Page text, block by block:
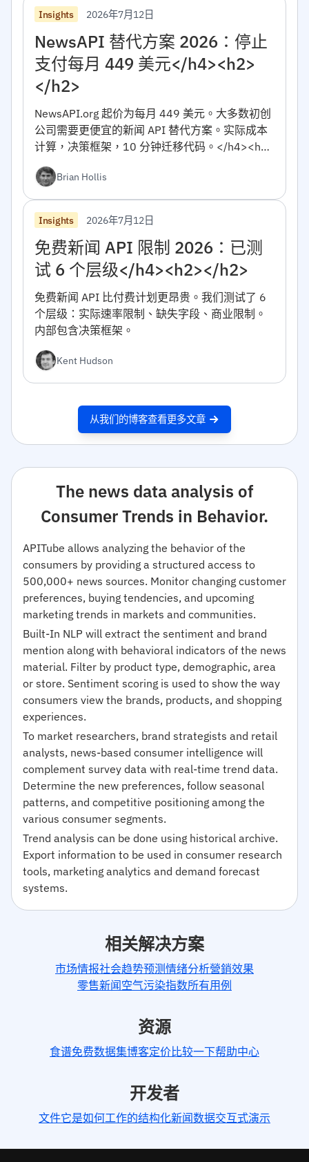
Insights 2026年7月12日
NewsAPI 替代方案 2026：停止
支付每月 449 美元</h4><h2>
</h2>
NewsAPI.org 起价为每月 449 美元。大多数初创
公司需要更便宜的新闻 API 替代方案。实际成本
计算，决策框架，10 分钟迁移代码。</h4><h2>
Brian Hollis
Insights 2026年7月12日
免费新闻 API 限制 2026：已测
试 6 个层级</h4><h2></h2>
免费新闻 API 比付费计划更昂贵。我们测试了 6
个层级：实际速率限制、缺失字段、商业限制。
内部包含决策框架。
Kent Hudson
从我们的博客查看更多文章
The news data analysis of
Consumer Trends in Behavior.
APITube allows analyzing the behavior of the
consumers by providing a structured access to
500,000+ news sources. Monitor changing customer
preferences, buying tendencies, and upcoming
marketing trends in markets and communities.
Built-In NLP will extract the sentiment and brand
mention along with behavioral indicators of the news
material. Filter by product type, demographic, area
or store. Sentiment scoring is used to show the way
consumers view the brands, products, and shopping
experiences.
To market researchers, brand strategists and retail
analysts, news-based consumer intelligence will
complement survey data with real-time trend data.
Determine the new preferences, follow seasonal
patterns, and competitive positioning among the
various consumer segments.
Trend analysis can be done using historical archive.
Export information to be used in consumer research
tools, marketing analytics and demand forecast
systems.
相关解决方案
市场情报社会趋势预测情绪分析營銷效果
零售新闻空气污染指数所有用例
资源
食谱免费数据集博客定价比较一下帮助中心
开发者
文件它是如何工作的结构化新闻数据交互式演示